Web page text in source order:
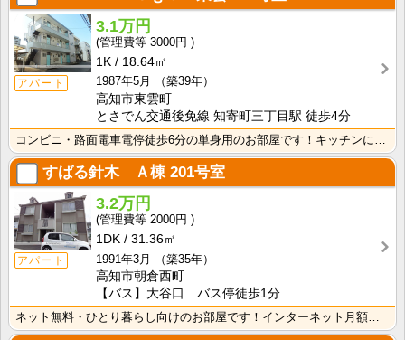
アパート
3.1万円
3000円
1K
18.64㎡
1987年5月
（築39年）
高知市東雲町
とさでん交通後免線 知寄町三丁目駅 徒歩4分
コンビニ・路面電車電停徒歩6分の単身用のお部屋です！キッチンに窓があるのでお料理中の換気に便利！ バ･･･
すばる針木 Ａ棟201号室
アパート
3.2万円
2000円
1DK
31.36㎡
1991年3月
（築35年）
高知市朝倉西町
【バス】大谷口 バス停徒歩1分
ネット無料・ひとり暮らし向けのお部屋です！インターネット月額接続使用無料なので、月々の生活費の節約に･･･